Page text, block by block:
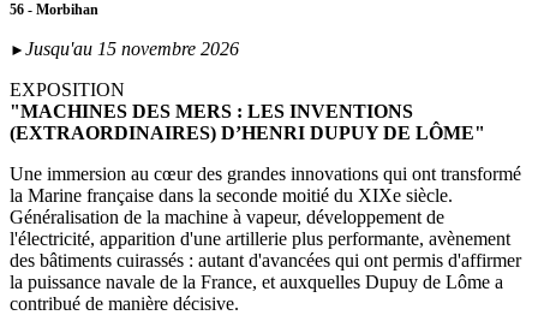
56 - Morbihan
► Jusqu'au 15 novembre 2026
EXPOSITION
"MACHINES DES MERS : LES INVENTIONS
(EXTRAORDINAIRES) D’HENRI DUPUY DE LÔME"
Une immersion au cœur des grandes innovations qui ont transformé
la Marine française dans la seconde moitié du XIXe siècle.
Généralisation de la machine à vapeur, développement de
l'électricité, apparition d'une artillerie plus performante, avènement
des bâtiments cuirassés : autant d'avancées qui ont permis d'affirmer
la puissance navale de la France, et auxquelles Dupuy de Lôme a
contribué de manière décisive.